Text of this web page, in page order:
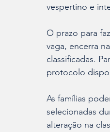
vespertino e
O prazo para
vaga, encerra
classificadas.
protocolo
As famílias
selecionadas
alteração na